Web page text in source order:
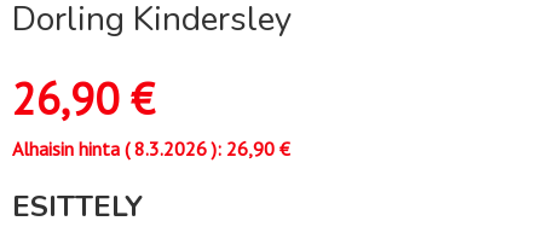
Dorling Kindersley
26,90€
Alhaisin hinta (8.3.2026): 26,90 €
ESITTELY